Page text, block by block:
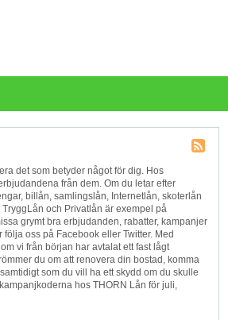
det som betyder något för dig. Hos
från dem. Om du letar efter
billån, samlingslån, Internetlån, skoterlån
och Privatlån är exempel på
grymt bra erbjudanden, rabatter, kampanjer
oss på Facebook eller Twitter. Med
vi från början har avtalat ett fast lågt
du om att renovera din bostad, komma
som du vill ha ett skydd om du skulle
hos THORN Lån för juli,